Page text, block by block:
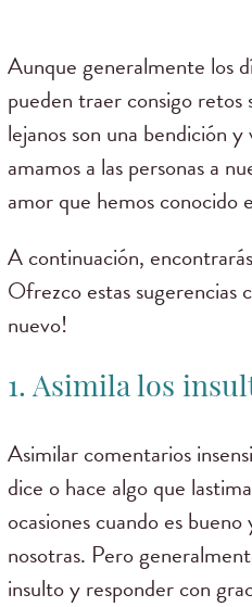
Aunque generalmente los
pueden traer consigo retos
lejanos son una bendición
amamos a las personas a
amor que hemos conocido
A continuación,
Ofrezco estas sugerencias
nuevo!
1. Asimila los
Asimilar comentarios
dice o hace algo que
ocasiones cuando es
nosotras. Pero
insulto y responder con